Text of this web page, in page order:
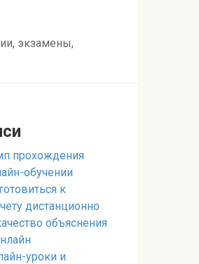
экзамены,
прохождения
обучении
к
дистанционно
объяснения
уроки и